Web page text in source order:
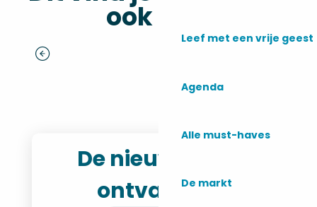
Leef met een vrije geest
Agenda
Alle must-haves
De markt
ook leuk
Monta Sports
De nieuwsbrief
ontvangen